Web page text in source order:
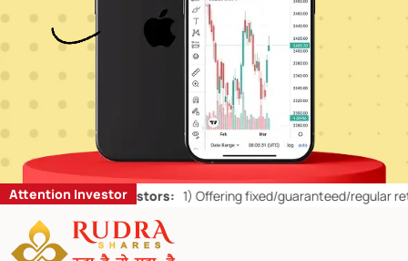
Attention Investor
for Retail Investors: 1)Offering fixed/guaranteed/regular